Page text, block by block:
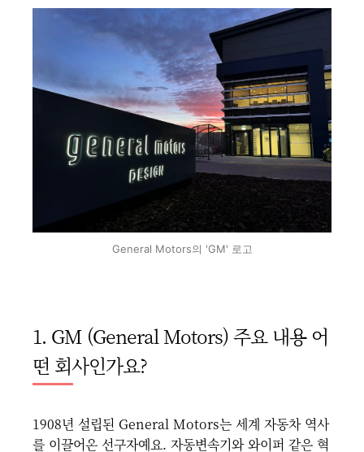
General Motors의 'GM' 로고
1. GM (General Motors) 주요 내용 어
떤 회사인가요?
1908년 설립된 General Motors는 세계 자동차 역사
를 이끌어온 선구자예요. 자동변속기와 와이퍼 같은 혁